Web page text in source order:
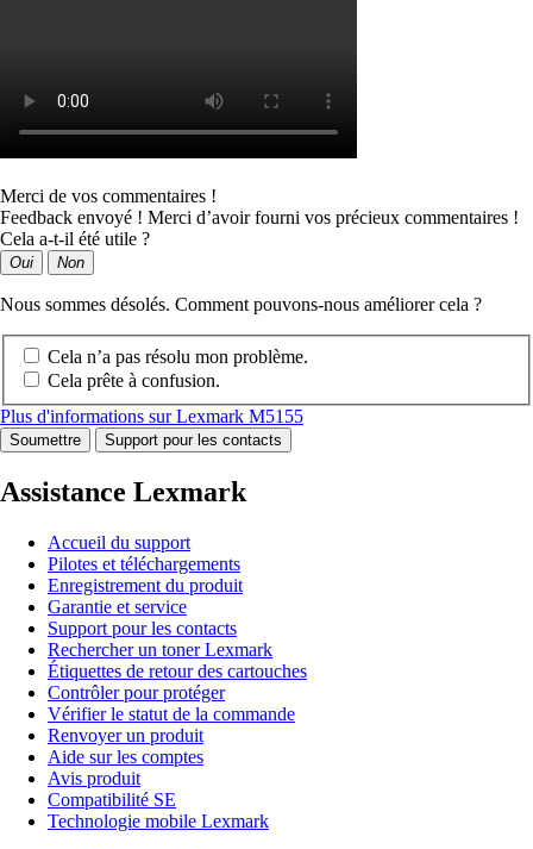
Merci de vos commentaires !
Feedback envoyé ! Merci d’avoir fourni vos précieux commentaires !
Cela a-t-il été utile ?
Oui Non
Nous sommes désolés. Comment pouvons-nous améliorer cela ?
Cela n’a pas résolu mon problème.
Cela prête à confusion.
Plus d'informations sur Lexmark M5155
Soumettre Support pour les contacts
Assistance Lexmark
Accueil du support
Pilotes et téléchargements
Enregistrement du produit
Garantie et service
Support pour les contacts
Rechercher un toner Lexmark
Étiquettes de retour des cartouches
Contrôler pour protéger
Vérifier le statut de la commande
Renvoyer un produit
Aide sur les comptes
Avis produit
Compatibilité SE
Technologie mobile Lexmark